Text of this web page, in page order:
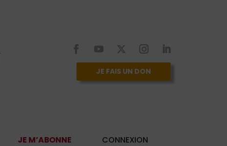
JE FAIS UN DON
JE M’ABONNE
CONNEXION